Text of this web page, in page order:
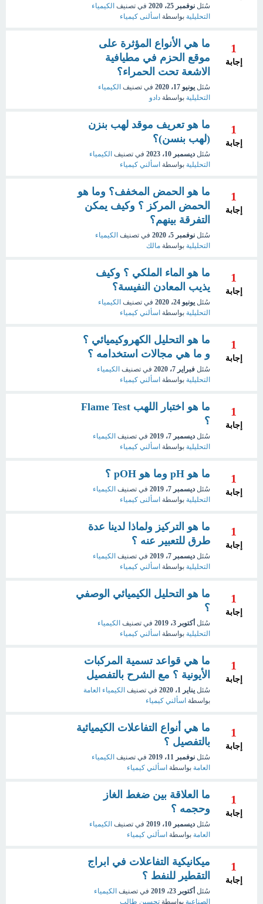
سُئل نوفمبر 25، 2020 في تصنيف الكيمياء
التحليلية بواسطة اسألنى كيمياء
1
إجابة
ما هي الأنواع المؤثرة على
موقع الحزم في مطيافية
الاشعة تحت الحمراء؟
سُئل يونيو 17، 2020 في تصنيف الكيمياء
التحليلية بواسطة دادو
1
إجابة
ما هو تعريف موقد لهب بنزن
(لهب بنسن)؟
سُئل ديسمبر 10، 2023 في تصنيف الكيمياء
التحليلية بواسطة اسألني كيمياء
1
إجابة
ما هو الحمض المخفف؟ وما هو
الحمض المركز ؟ وكيف يمكن
التفرقة بينهم؟
سُئل نوفمبر 5، 2020 في تصنيف الكيمياء
التحليلية بواسطة مالك
1
إجابة
ما هو الماء الملكي ؟ وكيف
يذيب المعادن النفيسة؟
سُئل يونيو 24، 2020 في تصنيف الكيمياء
التحليلية بواسطة اسألني كيمياء
1
إجابة
ما هو التحليل الكهروكيميائي ؟
و ما هي مجالات استخدامه ؟
سُئل فبراير 7، 2020 في تصنيف الكيمياء
التحليلية بواسطة اسألني كيمياء
1
إجابة
ما هو اختبار اللهب Flame Test
؟
سُئل ديسمبر 7، 2019 في تصنيف الكيمياء
التحليلية بواسطة اسألني كيمياء
1
إجابة
ما هو pH وما هو pOH ؟
سُئل ديسمبر 7، 2019 في تصنيف الكيمياء
التحليلية بواسطة اسألنى كيمياء
1
إجابة
ما هو التركيز ولماذا لدينا عدة
طرق للتعبير عنه ؟
سُئل ديسمبر 7، 2019 في تصنيف الكيمياء
التحليلية بواسطة اسألني كيمياء
1
إجابة
ما هو التحليل الكيميائي الوصفي
؟
سُئل أكتوبر 3، 2019 في تصنيف الكيمياء
التحليلية بواسطة اسألني كيمياء
1
إجابة
ما هي قواعد تسمية المركبات
الأيونية ؟ مع الشرح بالتفصيل
سُئل يناير 1، 2020 في تصنيف الكيمياء العامة
بواسطة اسألني كيمياء
1
إجابة
ما هي أنواع التفاعلات الكيميائية
بالتفصيل ؟
سُئل نوفمبر 11، 2019 في تصنيف الكيمياء
العامة بواسطة اسألني كيمياء
1
إجابة
ما العلاقة بين ضغط الغاز
وحجمه ؟
سُئل ديسمبر 10، 2019 في تصنيف الكيمياء
العامة بواسطة اسألني كيمياء
1
إجابة
ميكانيكية التفاعلات في ابراج
التقطير للنفط ؟
سُئل أكتوبر 23، 2019 في تصنيف الكيمياء
الصناعية بواسطة تحسين طالب